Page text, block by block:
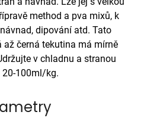
method a pva mixů, k
dipování atd. Tato
černá tekutina má mírně
v chladnu a stranou
20-100ml/kg.